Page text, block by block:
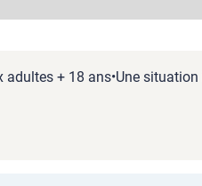
adultes + 18 ans•Une